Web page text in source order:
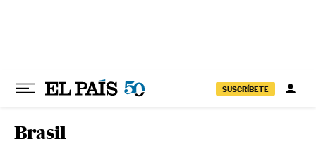
SUSCRÍBETE
Brasil